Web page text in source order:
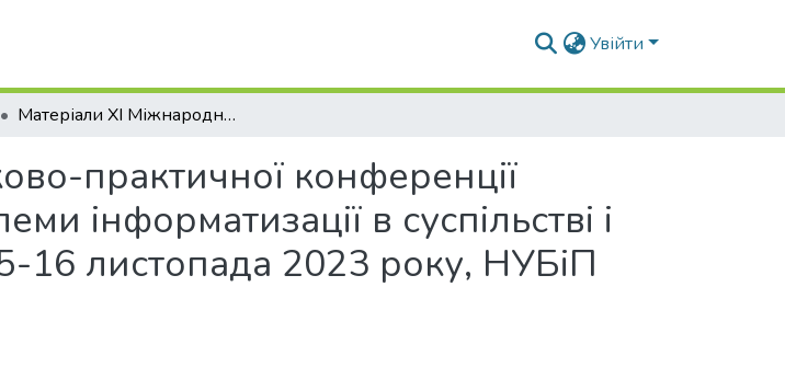
Увійти
Матеріали XI Міжнародної науково-практичної конференції "Глобальні та регіональні проблеми інформатизації в суспільстві і природокористуванні '2023", 15-16 листопада 2023 року, НУБіП України, Київ
практичної конференції
інформатизації в суспільстві і
16 листопада 2023 року, НУБіП